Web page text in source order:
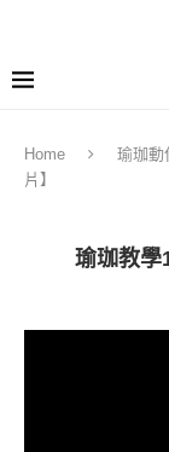
Home 瑜珈動
片】
瑜珈教學